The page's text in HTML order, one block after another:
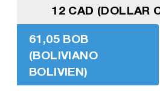
12 CAD (DOLLAR
61,05 BOB
(BOLIVIANO
BOLIVIEN)